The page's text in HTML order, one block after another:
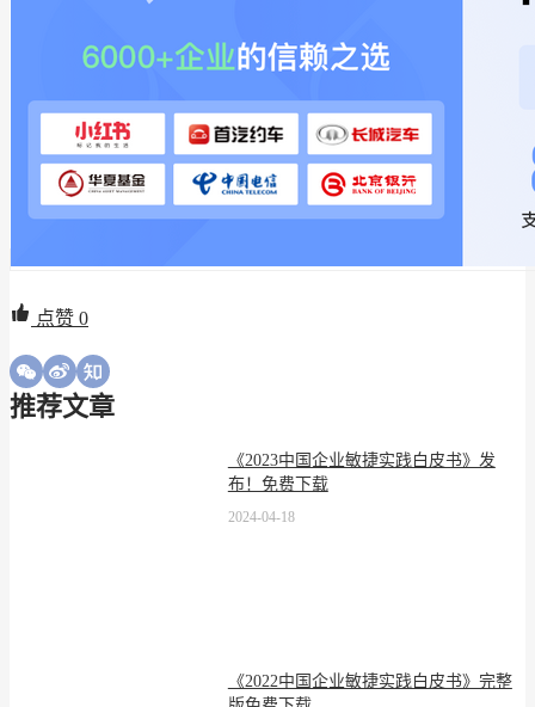
点赞 0
推荐文章
《2023中国企业敏捷实践白皮书》发
布！免费下载
2024-04-18
《2022中国企业敏捷实践白皮书》完整